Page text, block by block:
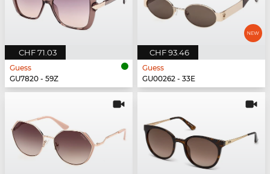
CHF 71.03
Guess
GU7820 - 59Z
CHF 93.46
Guess
GU00262 - 33E